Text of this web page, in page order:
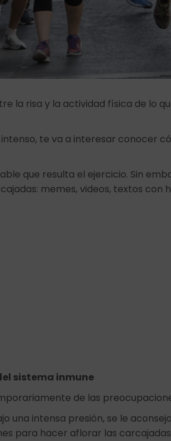
la risa y la actividad física de lo
te va a interesar conocer
que resulta el ejercicio. Sin
memes, videos, textos con
sistema inmune
de las
una intensa presión, se le
para hacer aflorar las